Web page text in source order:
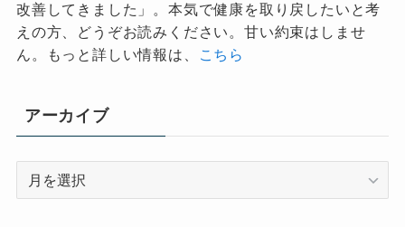
改善してきました」。本気で健康を取り戻したいと考
えの方、どうぞお読みください。甘い約束はしませ
ん。もっと詳しい情報は、
こちら
アーカイブ